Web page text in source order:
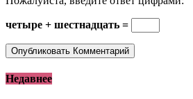
четыре + шестнадцать =
Недавнее